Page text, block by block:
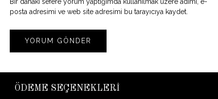
posta adresimi ve web site adresimi bu tarayıcıya kaydet.
ÖDEME SEÇENEKLERİ